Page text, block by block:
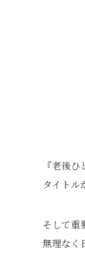
『老後
タイトル
そして重
無理なく